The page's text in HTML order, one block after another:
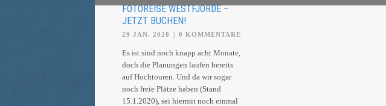
FOTOREISE WESTFJORDE –
JETZT BUCHEN!
29 JAN. 2020 | 0 KOMMENTARE
Es ist sind noch knapp acht Monate,
doch die Planungen laufen bereits
auf Hochtouren. Und da wir sogar
noch freie Plätze haben (Stand
15.1.2020), sei hiermit noch einmal